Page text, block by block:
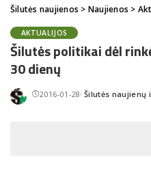
Šilutės naujienos > Naujienos >
AKTUALIJOS
Šilutės politikai dėl
30 dienų
2016-01-28Posted
Šilutės naujienų